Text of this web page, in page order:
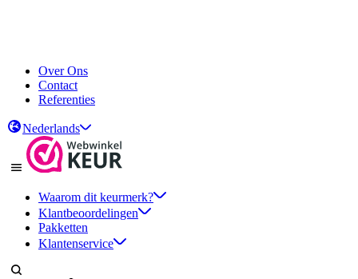
Over Ons
Contact
Referenties
Nederlands
Waarom dit keurmerk?
Klantbeoordelingen
Pakketten
Klantenservice